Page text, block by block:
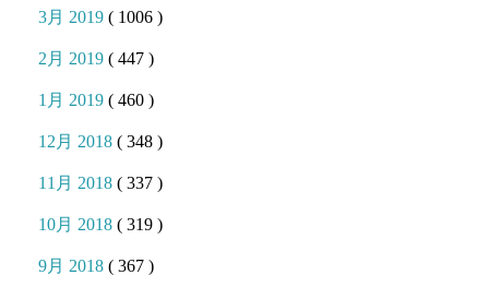
3月 2019( 1006 )
2月 2019( 447 )
1月 2019( 460 )
12月 2018( 348 )
11月 2018( 337 )
10月 2018( 319 )
9月 2018( 367 )